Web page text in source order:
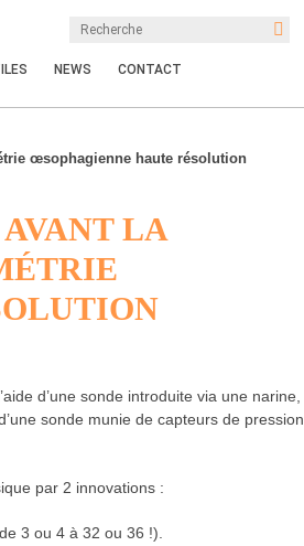
NEWS CONTACT
œsophagienne haute résolution
LA
d’une sonde introduite via une narine,
sonde munie de capteurs de pression
par 2 innovations :
3 ou 4 à 32 ou 36 !).